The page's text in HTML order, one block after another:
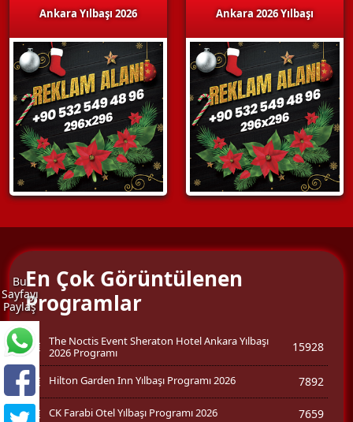
Ankara Yılbaşı 2026 Ankara 2026 Yılbaşı
Bu
Sayfayı
Paylaş
En Çok Görüntülenen
Programlar
The Noctis Event Sheraton Hotel Ankara Yılbaşı
2026 Programı
15928
Hilton Garden Inn Yılbaşı Programı 2026 7892
CK Farabi Otel Yılbaşı Programı 2026 7659